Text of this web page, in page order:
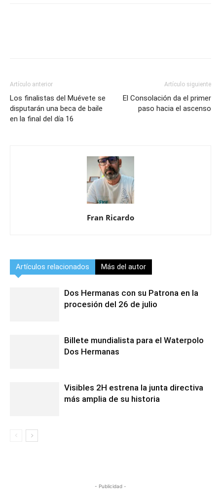
Artículo anterior
Los finalistas del Muévete se
disputarán una beca de baile
en la final del día 16
Artículo siguiente
El Consolación da el primer
paso hacia el ascenso
Fran Ricardo
Artículos relacionados Más del autor
Dos Hermanas con su Patrona en la
procesión del 26 de julio
Billete mundialista para el Waterpolo
Dos Hermanas
Visibles 2H estrena la junta directiva
más amplia de su historia
- Publicidad -